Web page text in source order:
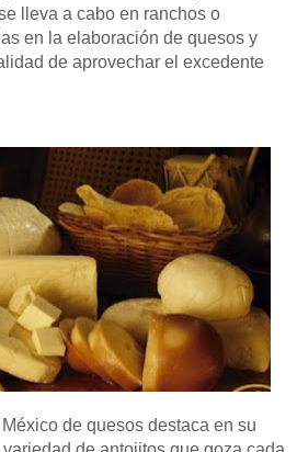
lleva a cabo en ranchos o
en la elaboración de quesos y
de aprovechar el excedente
de quesos destaca en su